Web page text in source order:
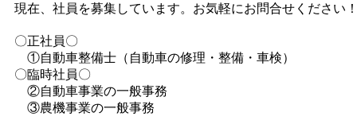
現在、社員を募集しています。お気軽にお問合せください
〇正社員〇
①自動車整備士（自動車の修理・整備・車検）
〇臨時社員〇
②自動車事業の一般事務
③農機事業の一般事務